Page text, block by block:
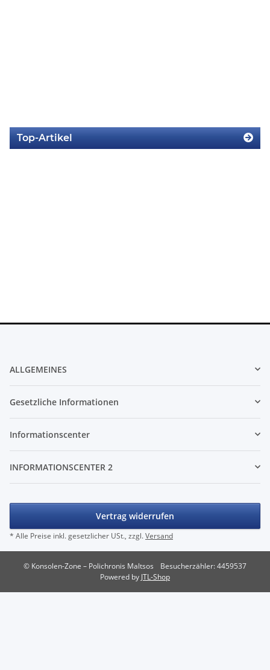
KEM 450AAA Laufwerk ohne Laser für Sony Playstation 3
PS3 Slim gebraucht
14,99 €*
Top-Artikel
Original Microsoft XBOX 360 Slim Netzteil 220V 135 Watt
- 12V - 10.83A * gebraucht
36,99 €*
ALLGEMEINES
Gesetzliche Informationen
Informationscenter
INFORMATIONSCENTER 2
Vertrag widerrufen
* Alle Preise inkl. gesetzlicher USt., zzgl.Versand
© Konsolen-Zone – Polichronis Maltsos
Besucherzähler: 4459537
Powered by JTL-Shop